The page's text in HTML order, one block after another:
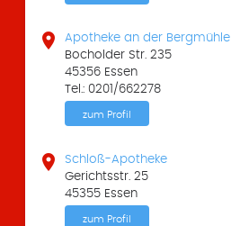

Apotheke an der Bergmühle
Bocholder Str. 235
45356 Essen
Tel.: 0201/662278
zum Profil

Schloß-Apotheke
Gerichtsstr. 25
45355 Essen
zum Profil